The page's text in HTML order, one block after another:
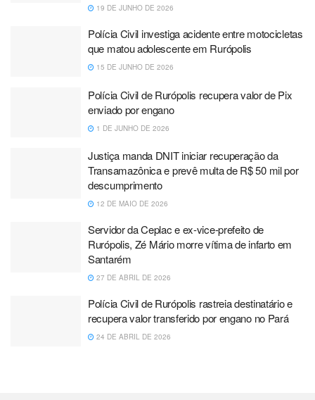
19 DE JUNHO DE 2026
Polícia Civil investiga acidente entre motocicletas
que matou adolescente em Rurópolis
15 DE JUNHO DE 2026
Polícia Civil de Rurópolis recupera valor de Pix
enviado por engano
1 DE JUNHO DE 2026
Justiça manda DNIT iniciar recuperação da
Transamazônica e prevê multa de R$ 50 mil por
descumprimento
12 DE MAIO DE 2026
Servidor da Ceplac e ex-vice-prefeito de
Rurópolis, Zé Mário morre vítima de infarto em
Santarém
27 DE ABRIL DE 2026
Polícia Civil de Rurópolis rastreia destinatário e
recupera valor transferido por engano no Pará
24 DE ABRIL DE 2026